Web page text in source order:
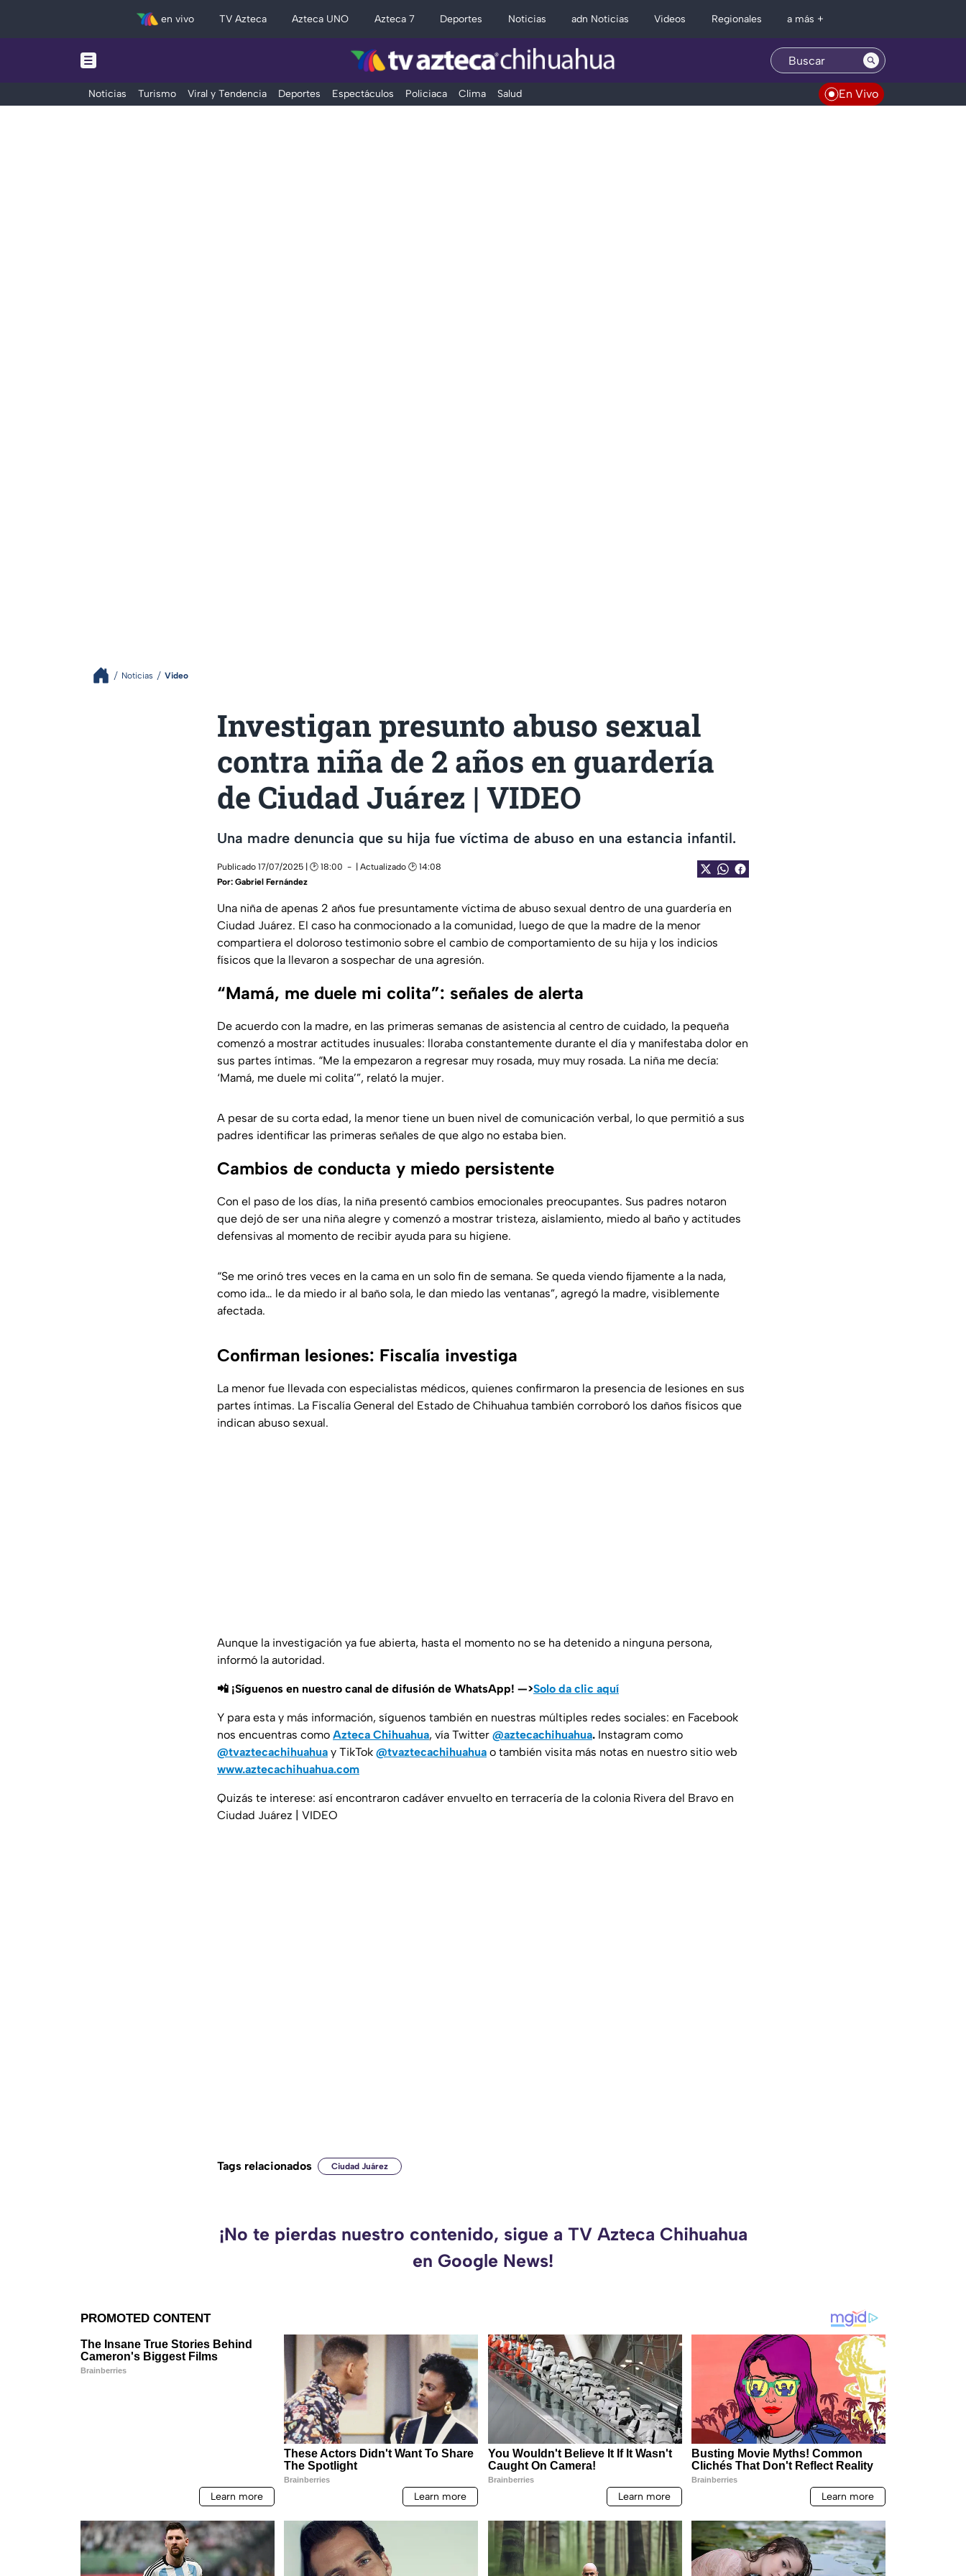
en vivo TV Azteca Azteca UNO Azteca 7 Deportes Noticias adn Noticias Videos Regionales a más +
Noticias Turismo Viral y Tendencia Deportes Espectáculos Policiaca Clima Salud En Vivo
Noticias Video
Investigan presunto abuso sexual
contra niña de 2 años en guardería
de Ciudad Juárez | VIDEO
Una madre denuncia que su hija fue víctima de abuso en una estancia infantil.
Publicado 17/07/2025 | 🕑 18:00
| Actualizado 🕑 14:08
Por: Gabriel Fernández
Una niña de apenas 2 años fue presuntamente víctima de abuso sexual dentro de una guardería en
Ciudad Juárez. El caso ha conmocionado a la comunidad, luego de que la madre de la menor
compartiera el doloroso testimonio sobre el cambio de comportamiento de su hija y los indicios
físicos que la llevaron a sospechar de una agresión.
“Mamá, me duele mi colita”: señales de alerta
De acuerdo con la madre, en las primeras semanas de asistencia al centro de cuidado, la pequeña
comenzó a mostrar actitudes inusuales: lloraba constantemente durante el día y manifestaba dolor en
sus partes íntimas. “Me la empezaron a regresar muy rosada, muy muy rosada. La niña me decía:
‘Mamá, me duele mi colita’”, relató la mujer.
A pesar de su corta edad, la menor tiene un buen nivel de comunicación verbal, lo que permitió a sus
padres identificar las primeras señales de que algo no estaba bien.
Cambios de conducta y miedo persistente
Con el paso de los días, la niña presentó cambios emocionales preocupantes. Sus padres notaron
que dejó de ser una niña alegre y comenzó a mostrar tristeza, aislamiento, miedo al baño y actitudes
defensivas al momento de recibir ayuda para su higiene.
“Se me orinó tres veces en la cama en un solo fin de semana. Se queda viendo fijamente a la nada,
como ida… le da miedo ir al baño sola, le dan miedo las ventanas”, agregó la madre, visiblemente
afectada.
Confirman lesiones: Fiscalía investiga
La menor fue llevada con especialistas médicos, quienes confirmaron la presencia de lesiones en sus
partes íntimas. La Fiscalía General del Estado de Chihuahua también corroboró los daños físicos que
indican abuso sexual.
Aunque la investigación ya fue abierta, hasta el momento no se ha detenido a ninguna persona,
informó la autoridad.
📲 ¡Síguenos en nuestro canal de difusión de WhatsApp! —>Solo da clic aquí
Y para esta y más información, síguenos también en nuestras múltiples redes sociales: en Facebook
nos encuentras como Azteca Chihuahua, vía Twitter @aztecachihuahua. Instagram como
@tvaztecachihuahua y TikTok @tvaztecachihuahua o también visita más notas en nuestro sitio web
www.aztecachihuahua.com
Quizás te interese: así encontraron cadáver envuelto en terracería de la colonia Rivera del Bravo en
Ciudad Juárez | VIDEO
Tags relacionados Ciudad Juárez
¡No te pierdas nuestro contenido, sigue a TV Azteca Chihuahua
en Google News!